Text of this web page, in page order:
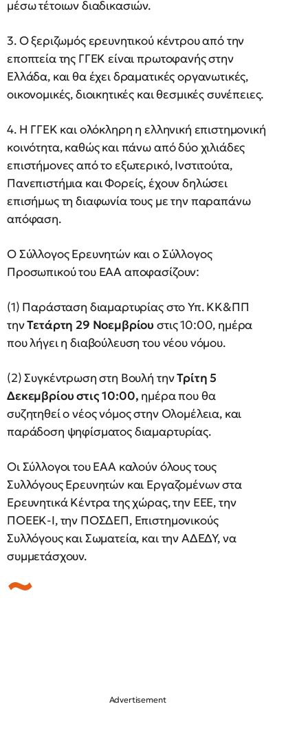
μέσω τέτοιων διαδικασιών.
3. Ο ξεριζωμός ερευνητικού κέντρου από την
εποπτεία της ΓΓΕΚ είναι πρωτοφανής στην
Ελλάδα, και θα έχει δραματικές οργανωτικές,
οικονομικές, διοικητικές και θεσμικές συνέπειες.
4. Η ΓΓΕΚ και ολόκληρη η ελληνική επιστημονική
κοινότητα, καθώς και πάνω από δύο χιλιάδες
επιστήμονες από το εξωτερικό, Ινστιτούτα,
Πανεπιστήμια και Φορείς, έχουν δηλώσει
επισήμως τη διαφωνία τους με την παραπάνω
απόφαση.
Ο Σύλλογος Ερευνητών και ο Σύλλογος
Προσωπικού του ΕΑΑ αποφασίζουν:
(1) Παράσταση διαμαρτυρίας στο Υπ. ΚΚ&ΠΠ
τηνΤετάρτη 29 Νοεμβρίουστις 10:00, ημέρα
που λήγει η διαβούλευση του νέου νόμου.
(2) Συγκέντρωση στη Βουλή τηνΤρίτη 5
Δεκεμβρίου στις 10:00, ημέρα που θα
συζητηθεί ο νέος νόμος στην Ολομέλεια, και
παράδοση ψηφίσματος διαμαρτυρίας.
Οι Σύλλογοι του ΕΑΑ καλούν όλους τους
Συλλόγους Ερευνητών και Εργαζομένων στα
Ερευνητικά Κέντρα της χώρας, την ΕΕΕ, την
ΠΟΕΕΚ-Ι, την ΠΟΣΔΕΠ, Επιστημονικούς
Συλλόγους και Σωματεία, και την ΑΔΕΔΥ, να
συμμετάσχουν.